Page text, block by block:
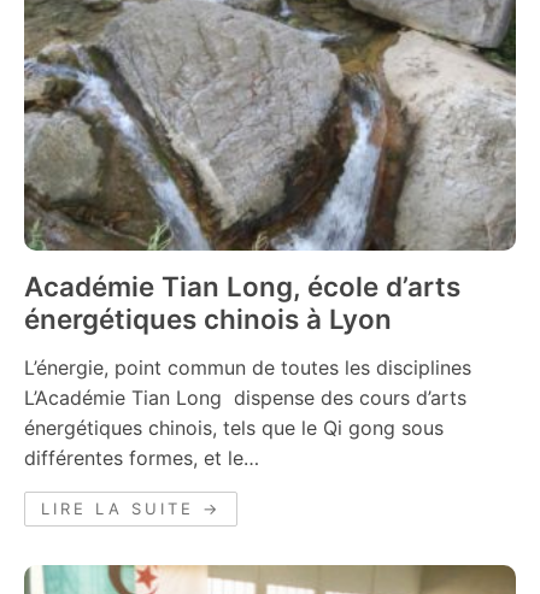
Académie Tian Long, école d’arts
énergétiques chinois à Lyon
L’énergie, point commun de toutes les disciplines
L’Académie Tian Long dispense des cours d’arts
énergétiques chinois, tels que le Qi gong sous
différentes formes, et le…
LIRE LA SUITE →